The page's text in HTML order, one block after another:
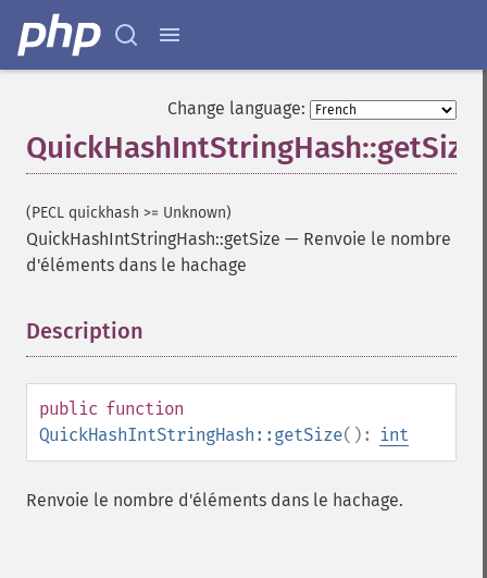
Change language:
QuickHashIntStringHash::getSize
(PECL quickhash >= Unknown)
QuickHashIntStringHash::getSize — Renvoie le nombre
d'éléments dans le hachage
Description
public function
QuickHashIntStringHash::getSize(): int
Renvoie le nombre d'éléments dans le hachage.